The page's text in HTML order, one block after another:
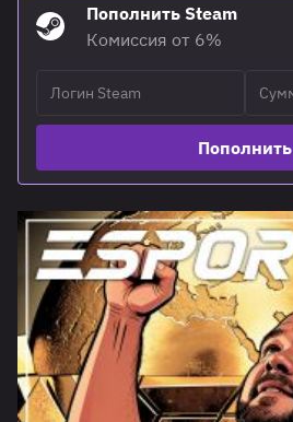
Пополнить Steam
Комиссия от 6%
Пополнить